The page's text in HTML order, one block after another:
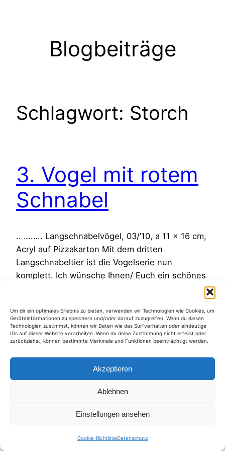
Um dir ein optimales Erlebnis zu bieten, verwenden wir Technologien wie Cookies, um
Geräteinformationen zu speichern und/oder darauf zuzugreifen. Wenn du diesen
Technologien zustimmst, können wir Daten wie das Surfverhalten oder eindeutige
IDs auf dieser Website verarbeiten. Wenn du deine Zustimmung nicht erteilst oder
zurückziehst, können bestimmte Merkmale und Funktionen beeinträchtigt werden.
Akzeptieren
Ablehnen
Einstellungen ansehen
Cookie-RichtlinieDatenschutz
Blogbeiträge
Schlagwort: Storch
3. Vogel mit rotem
Schnabel
.. ….…. Langschnabelvögel, 03/’10, a 11 x 16 cm,
Acryl auf Pizzakarton Mit dem dritten
Langschnabeltier ist die Vogelserie nun
komplett. Ich wünsche Ihnen/ Euch ein schönes
Kategorien